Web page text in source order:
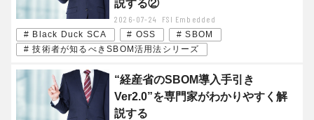
説する②
2026-07-24
FSI Embedded
# Black Duck SCA
# OSS
# SBOM
# 技術者が知るべきSBOM活用法シリーズ
“経産省のSBOM導入手引き
Ver2.0”を専門家がわかりやすく解
説する